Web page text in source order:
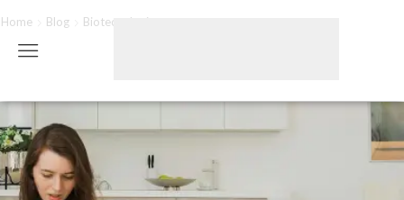
Home Blog Biotecnologia